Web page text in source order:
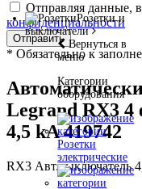
Розетки и
выключатели
Вернуться в
меню
Категории
оборудования
Розетки
электрические
Отправляя данные,
конфиденциальности
Отправить
* Обязательно к
Legrand RX3
4,5 kA 419742
RX3 Авт.выключатель